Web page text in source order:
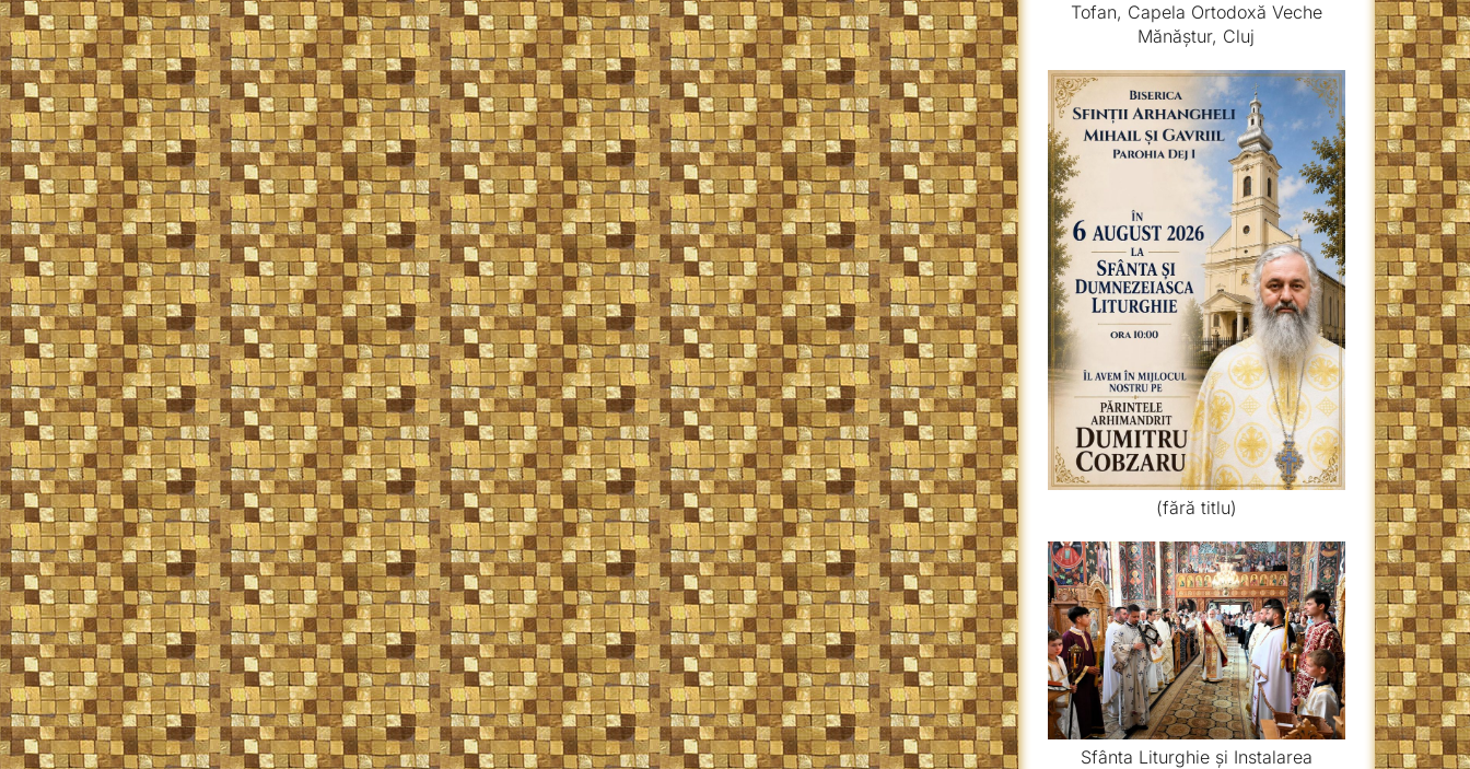
Tofan, Capela Ortodoxă Veche
Mănăștur, Cluj
(fără titlu)
Sfânta Liturghie și Instalarea